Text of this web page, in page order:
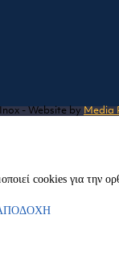
- Website by Media
cookies για την